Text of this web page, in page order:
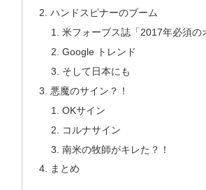
ハンドスピナーのブーム
米フォーブス誌「2017年必須の
Google トレンド
そして日本にも
悪魔のサイン？！
OKサイン
コルナサイン
南米の牧師がキレた？！
まとめ